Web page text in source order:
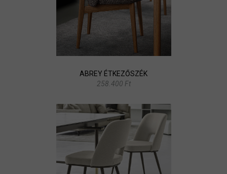
ABREY ÉTKEZŐSZÉK
258.400 Ft